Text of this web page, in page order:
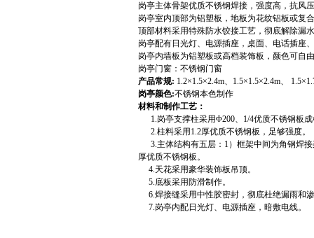
岗亭主体骨架优质不锈钢焊接，强度高，抗风压
岗亭室内顶部为铝塑板，地板为花纹铝板或复
顶部材料采用特殊防水铰接工艺，彻底解除漏
岗亭配有日光灯、电源插座，桌面、电话插座
岗亭内墙板为铝塑板或高档装饰板，颜色可自
岗亭门窗：不锈钢门窗
产品常规: 1.2×1.5×2.4m、1.5×1.5×2.4m、
岗亭颜色:不锈钢本色制作
材料和制作工艺：
1.岗亭支撑柱采用Φ200、1/4优质不锈钢板成
2.柱料采用1.2厚优质不锈钢板，足够强度。
3.主体结构有五层：1）框架中间为角钢焊接
厚优质不锈钢板。
4.天花采用豪华装饰板吊顶。
5.底板采用防滑制作。
6.焊接缝采用中性胶密封，彻底杜绝漏雨和
7.岗亭内配日光灯、电源插座，暗敷电线。